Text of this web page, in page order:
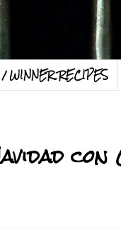
/ WINNER RECIPES